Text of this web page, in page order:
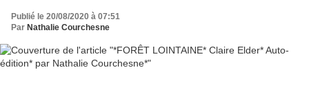
Publié le 20/08/2020 à 07:51
Par Nathalie Courchesne